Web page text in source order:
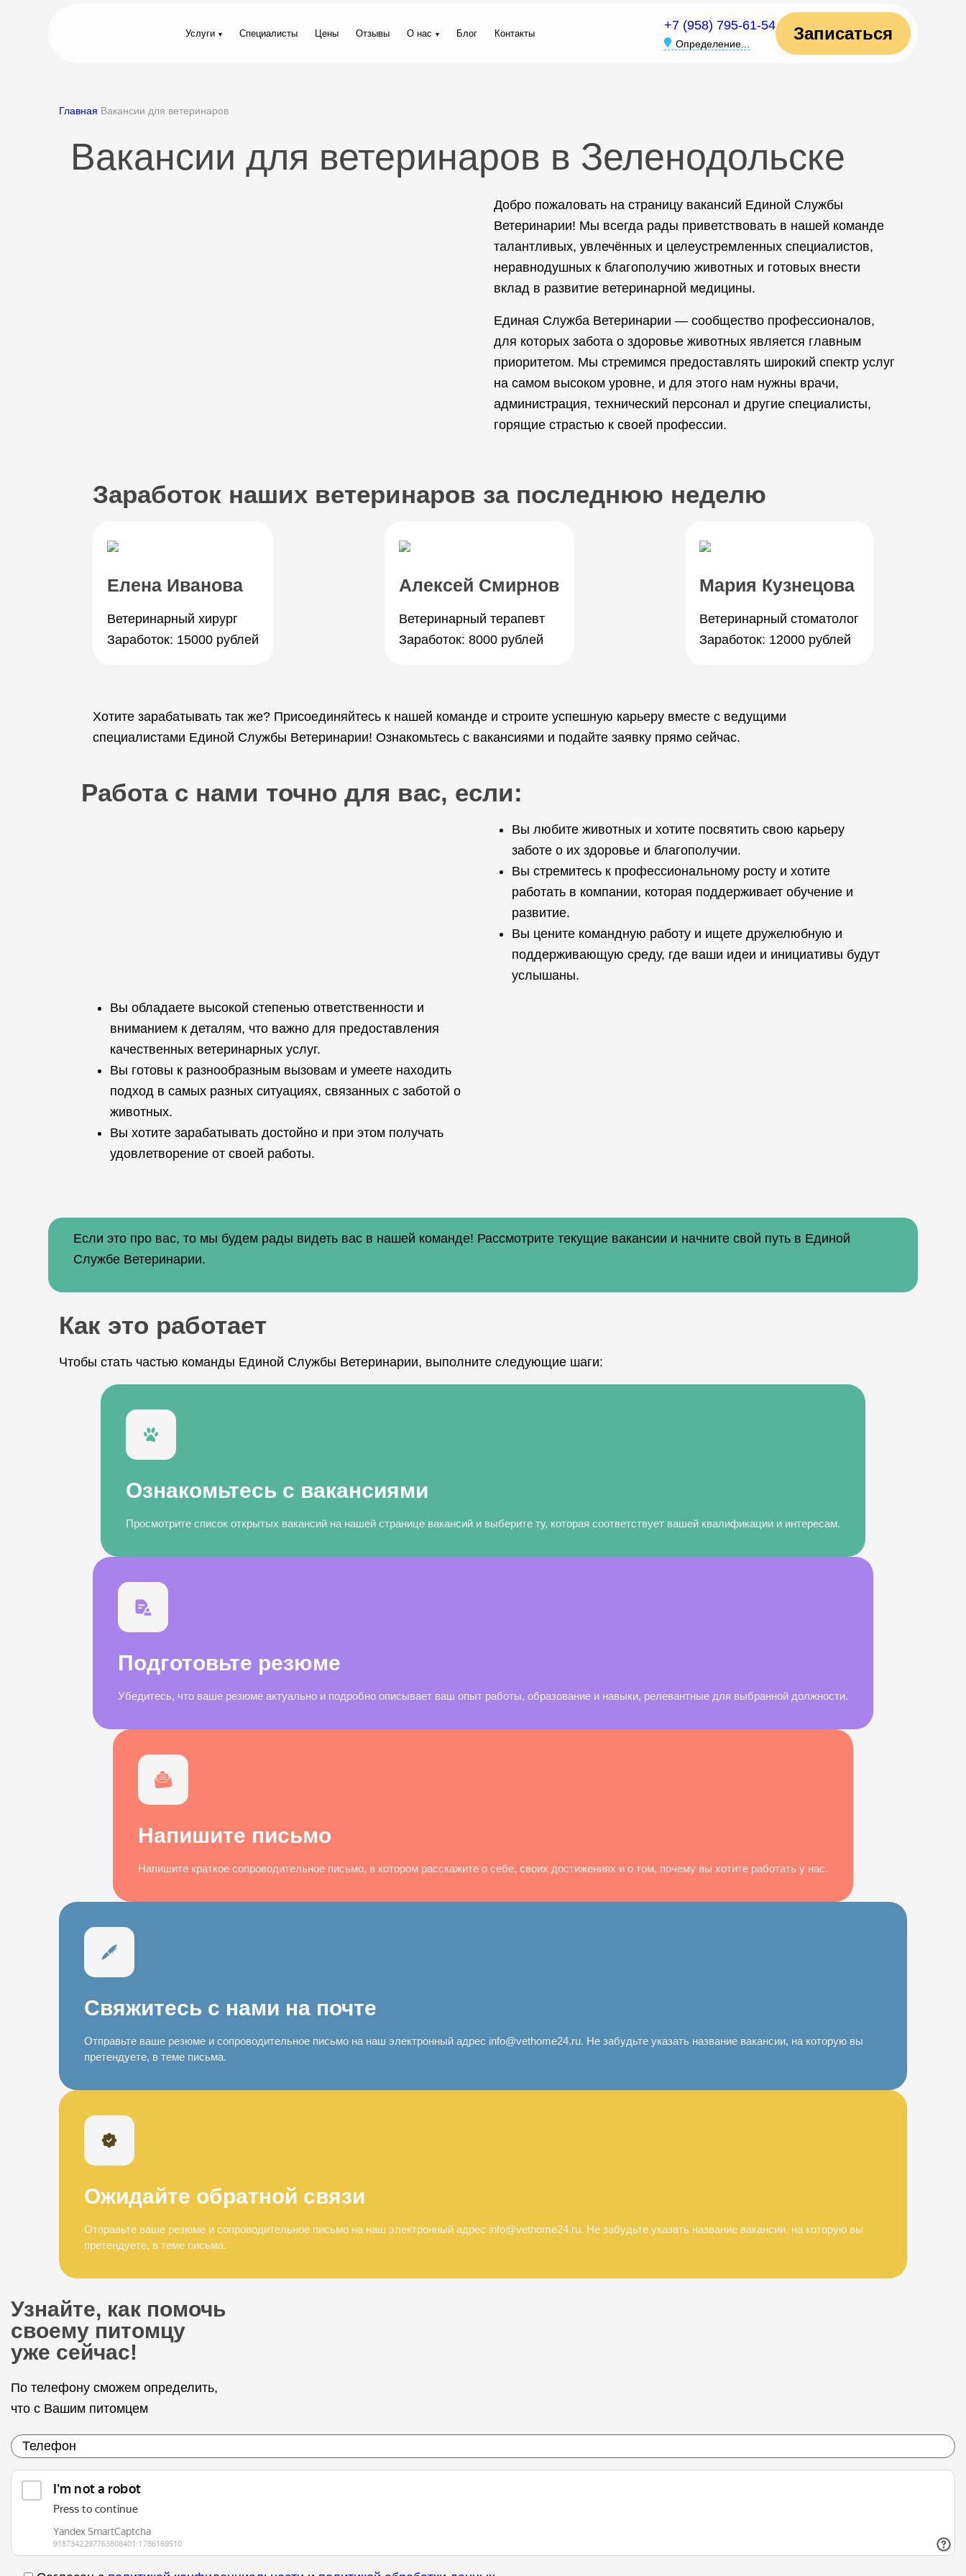
Услуги Специалисты Цены Отзывы О нас Блог Контакты
+7 (958) 795-61-54
Определение...
Записаться
Главная Вакансии для ветеринаров
Вакансии для ветеринаров в Зеленодольске
Добро пожаловать на страницу вакансий Единой Службы
Ветеринарии! Мы всегда рады приветствовать в нашей команде
талантливых, увлечённых и целеустремленных специалистов,
неравнодушных к благополучию животных и готовых внести
вклад в развитие ветеринарной медицины.
Единая Служба Ветеринарии — сообщество профессионалов,
для которых забота о здоровье животных является главным
приоритетом. Мы стремимся предоставлять широкий спектр услуг
на самом высоком уровне, и для этого нам нужны врачи,
администрация, технический персонал и другие специалисты,
горящие страстью к своей профессии.
Заработок наших ветеринаров за последнюю неделю
Елена Иванова
Ветеринарный хирург
Заработок: 15000 рублей
Алексей Смирнов
Ветеринарный терапевт
Заработок: 8000 рублей
Мария Кузнецова
Ветеринарный стоматолог
Заработок: 12000 рублей
Хотите зарабатывать так же? Присоединяйтесь к нашей команде и строите успешную карьеру вместе с ведущими
специалистами Единой Службы Ветеринарии! Ознакомьтесь с вакансиями и подайте заявку прямо сейчас.
Работа с нами точно для вас, если:
Вы любите животных и хотите посвятить свою карьеру
заботе о их здоровье и благополучии.
Вы стремитесь к профессиональному росту и хотите
работать в компании, которая поддерживает обучение и
развитие.
Вы цените командную работу и ищете дружелюбную и
поддерживающую среду, где ваши идеи и инициативы будут
услышаны.
Вы обладаете высокой степенью ответственности и
вниманием к деталям, что важно для предоставления
качественных ветеринарных услуг.
Вы готовы к разнообразным вызовам и умеете находить
подход в самых разных ситуациях, связанных с заботой о
животных.
Вы хотите зарабатывать достойно и при этом получать
удовлетворение от своей работы.
Если это про вас, то мы будем рады видеть вас в нашей команде! Рассмотрите текущие вакансии и начните свой путь в Единой
Службе Ветеринарии.
Как это работает
Чтобы стать частью команды Единой Службы Ветеринарии, выполните следующие шаги:
Ознакомьтесь с вакансиями
Просмотрите список открытых вакансий на нашей странице вакансий и выберите ту, которая соответствует вашей квалификации и интересам.
Подготовьте резюме
Убедитесь, что ваше резюме актуально и подробно описывает ваш опыт работы, образование и навыки, релевантные для выбранной должности.
Напишите письмо
Напишите краткое сопроводительное письмо, в котором расскажите о себе, своих достижениях и о том, почему вы хотите работать у нас.
Свяжитесь с нами на почте
Отправьте ваше резюме и сопроводительное письмо на наш электронный адрес info@vethome24.ru. Не забудьте указать название вакансии, на которую вы
претендуете, в теме письма.
Ожидайте обратной связи
Отправьте ваше резюме и сопроводительное письмо на наш электронный адрес info@vethome24.ru. Не забудьте указать название вакансии, на которую вы
претендуете, в теме письма.
Узнайте, как помочь
своему питомцу
уже сейчас!
По телефону сможем определить,
что с Вашим питомцем